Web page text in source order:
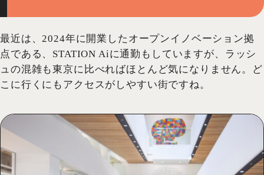
最近は、2024年に開業したオープンイノベーション拠
点である、STATION Aiに通勤もしていますが、ラッシ
ュの混雑も東京に比べればほとんど気になりません。ど
こに行くにもアクセスがしやすい街ですね。